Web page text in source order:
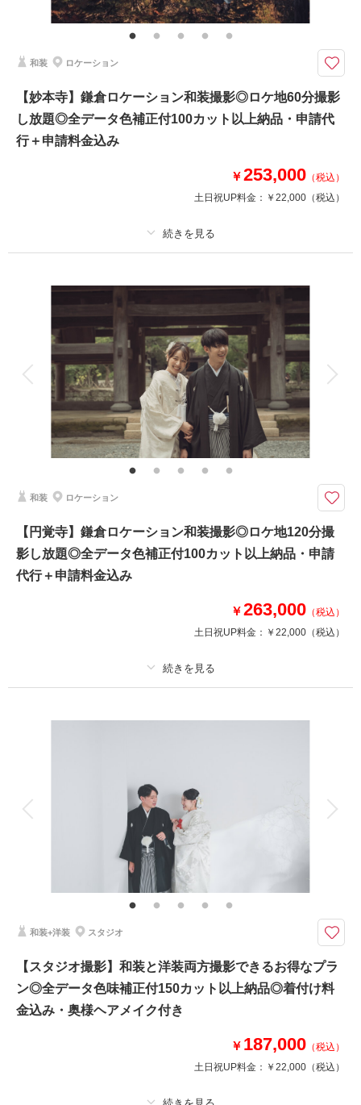
【プラン内容】
・お渡しカット数 150カット以上
・衣装小物（ブーケ、ベール、アクセサリーなど）
※お撮影時間は報国寺が閉館後の（16：30-18：00）でのお撮影になりま
す。
撮影日の空き
を確認する
和装 ロケーション
【妙本寺】鎌倉ロケーション和装撮影◎ロケ地60分撮影
し放題◎全データ色補正付100カット以上納品・申請代
行＋申請料金込み
￥253,000 （税込）
土日祝UP料金： ￥22,000 （税込）
撮影料 新婦衣装1着
着付け ヘアメイク 小物一式
アルバム データ 台紙付写真
衣装追加 会食 挙式
家族と撮影 家族用衣装レンタル ペットと撮影
和装の着付け料金込み！！衣装小物も揃っています。
【プラン内容】
・お渡しカット数100カット以上
・衣装小物
※和装のみの撮影となります
※撮影中は貸し切りではございません
撮影日の空き
を確認する
和装 ロケーション
【円覚寺】鎌倉ロケーション和装撮影◎ロケ地120分撮
影し放題◎全データ色補正付100カット以上納品・申請
代行＋申請料金込み
￥263,000 （税込）
土日祝UP料金： ￥22,000 （税込）
会食
家族用衣装レンタル ペットと撮影
四季折々の花々を楽しめる寺院での和装撮影～着付け料金込み～
・お渡しカット数100カット以上
・衣装小物
※和装のみの撮影となります
※撮影中は貸し切りではございません
撮影日の空き
和装+洋装 スタジオ
【スタジオ撮影】和装と洋装両方撮影できるお得なプラ
ン◎全データ色味補正付150カット以上納品◎着付け料
金込み・奥様ヘアメイク付き
￥ 187,000 （税込）
土日祝UP料金： ￥22,000 （税込）